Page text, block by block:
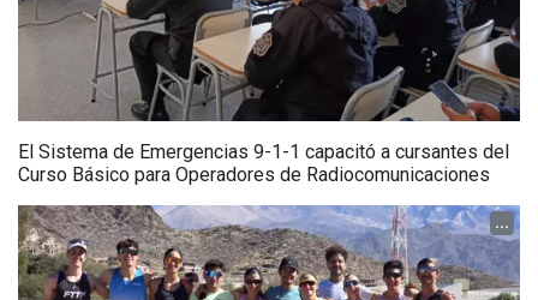
El Sistema de Emergencias 9-1-1 capacitó a cursantes del
Curso Básico para Operadores de Radiocomunicaciones
...